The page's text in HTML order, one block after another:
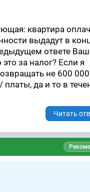
квартира
выдадут в
ответе
за налог? Если я
не 600
да и то в
Читать